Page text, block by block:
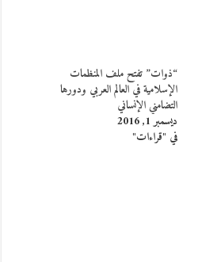
“ذوات” تفتح ملف المنظمات
الإسلامية في العالم العربي ودورها
التضامني الإنساني
ديسمبر 1, 2016
في "قراءات"